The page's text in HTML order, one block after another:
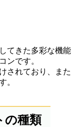
てきた多彩な機能
ンです。
されており、また
。
の種類